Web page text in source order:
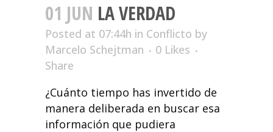
01 JUN LA VERDAD
Posted at 07:44h in Conflicto by
Marcelo Schejtman
0 Likes
Share
¿Cuánto tiempo has invertido de
manera deliberada en buscar esa
información que pudiera